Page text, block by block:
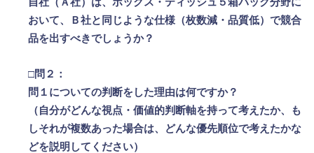
自社（Ａ社）は、ボックス・ティッシュ５箱パック分野に
おいて、Ｂ社と同じような仕様（枚数減・品質低）で競合
品を出すべきでしょうか？
□問２：
問１についての判断をした理由は何ですか？
（自分がどんな視点・価値的判断軸を持って考えたか、も
しそれが複数あった場合は、どんな優先順位で考えたかな
どを説明してください）